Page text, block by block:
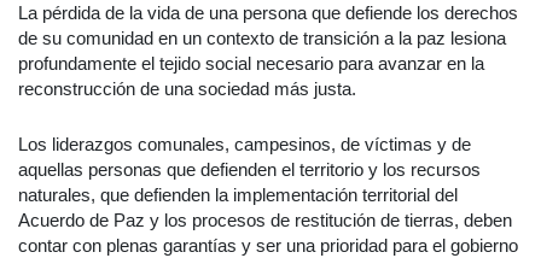
La pérdida de la vida de una persona que defiende los derechos
de su comunidad en un contexto de transición a la paz lesiona
profundamente el tejido social necesario para avanzar en la
reconstrucción de una sociedad más justa.
Los liderazgos comunales, campesinos, de víctimas y de
aquellas personas que defienden el territorio y los recursos
naturales, que defienden la implementación territorial del
Acuerdo de Paz y los procesos de restitución de tierras, deben
contar con plenas garantías y ser una prioridad para el gobierno